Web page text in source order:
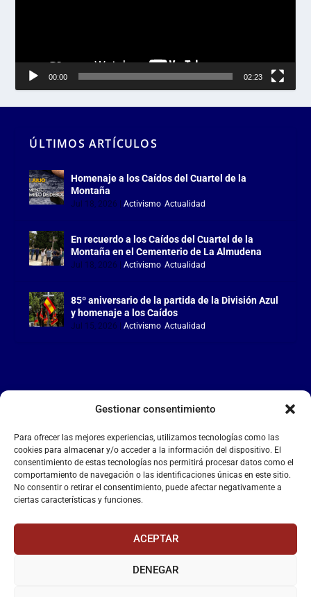
Gestionar consentimiento
Para ofrecer las mejores experiencias, utilizamos tecnologías como las
cookies para almacenar y/o acceder a la información del dispositivo. El
consentimiento de estas tecnologías nos permitirá procesar datos como el
comportamiento de navegación o las identificaciones únicas en este sitio.
No consentir o retirar el consentimiento, puede afectar negativamente a
ciertas características y funciones.
ACEPTAR
DENEGAR
00:00 02:23
ÚLTIMOS ARTÍCULOS
Homenaje a los Caídos del Cuartel de la
Montaña
Jul 18, 2026 |Activismo,Actualidad
En recuerdo a los Caídos del Cuartel de la
Montaña en el Cementerio de La Almudena
Jul 18, 2026 |Activismo,Actualidad
85º aniversario de la partida de la División Azul
y homenaje a los Caídos
Jul 15, 2026 |Activismo,Actualidad
LA FALANGE
Reproductor
de
vídeo